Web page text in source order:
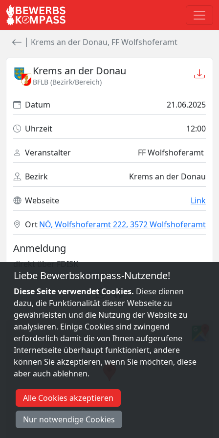
Krems an der Donau, FF Wolfshoferamt
Krems an der Donau
BFLB (Bezirk/Bereich)
Datum 21.06.2025
Uhrzeit 12:00
Veranstalter FF Wolfshoferamt
Bezirk Krems an der Donau
Webseite Link
OrtNÖ, Wolfshoferamt 222, 3572 Wolfshoferamt
Anmeldung
direkt über FDISK
Liebe Bewerbskompass-Nutzende!
Diese Seite verwendet Cookies. Diese dienen
dazu, die Funktionalität dieser Webseite zu
gewährleisten und die Nutzung der Website zu
analysieren. Einige Cookies sind zwingend
erforderlich damit die von Ihnen aufgerufene
Internetseite überhaupt funktioniert, andere
können Sie akzeptieren, wenn Sie möchten, diese
aber auch ablehnen.
Alle Cookies akzeptieren
Nur notwendige Cookies